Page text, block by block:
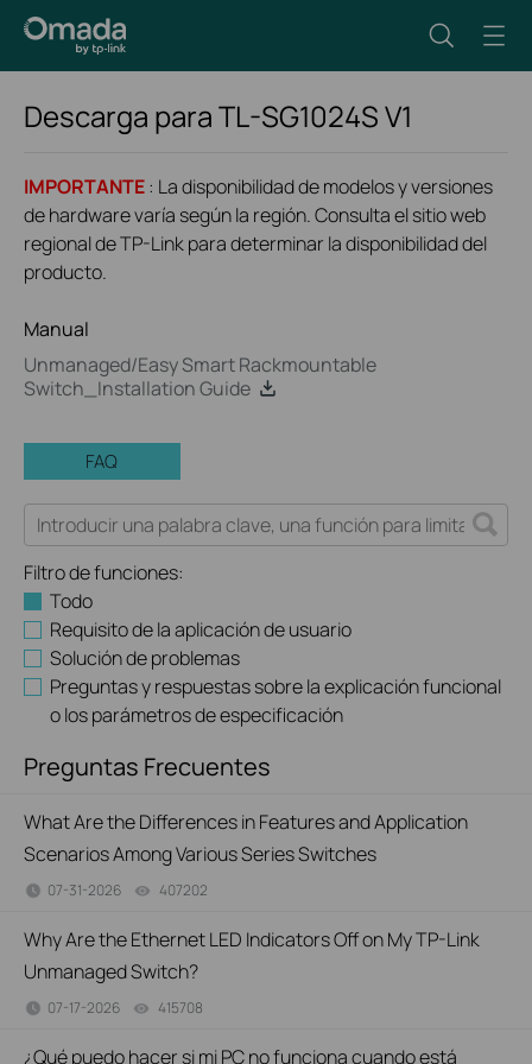
Descarga paraTL-SG1024SV1
IMPORTANTE: La disponibilidad de modelos y versiones
de hardware varía según la región. Consulta el sitio web
regional de TP-Link para determinar la disponibilidad del
producto.
Manual
Unmanaged/Easy Smart Rackmountable
Switch_Installation Guide
FAQ
Filtro de funciones:
Todo
Requisito de la aplicación de usuario
Solución de problemas
Preguntas y respuestas sobre la explicación funcional
o los parámetros de especificación
Preguntas Frecuentes
What Are the Differences in Features and Application
Scenarios Among Various Series Switches
07-31-2026 407202
Why Are the Ethernet LED Indicators Off on My TP-Link
Unmanaged Switch?
07-17-2026 415708
¿Qué puedo hacer si mi PC no funciona cuando está